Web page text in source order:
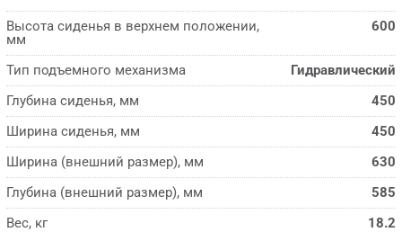
Высота сиденья в верхнем положении,
мм
600
Тип подъемного механизма
Гидравлический
Глубина сиденья, мм
450
Ширина сиденья, мм
450
Ширина (внешний размер), мм
630
Глубина (внешний размер), мм
585
Вес, кг
18.2